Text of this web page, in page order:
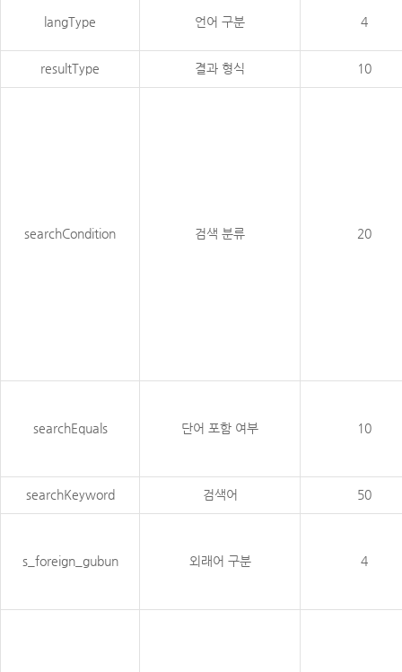
langType 언어 구분 4
resultType 결과 형식 10
searchCondition 검색 분류 20
searchEquals 단어 포함 여부 10
searchKeyword 검색어 50
s_foreign_gubun 외래어 구분 4